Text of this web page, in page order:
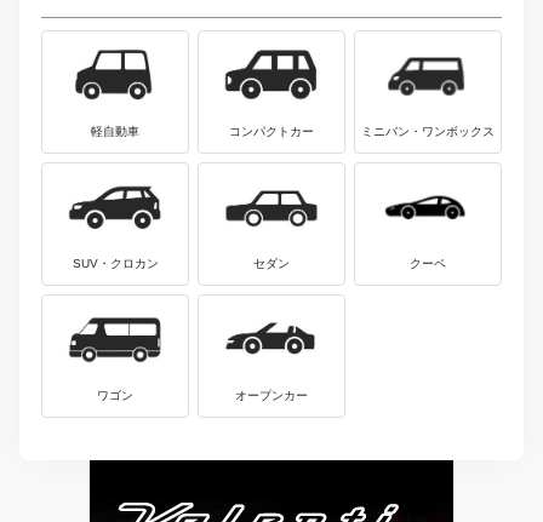
軽自動車 コンパクトカー ミニバン・ワンボックス
SUV・クロカン セダン クーペ
ワゴン オープンカー